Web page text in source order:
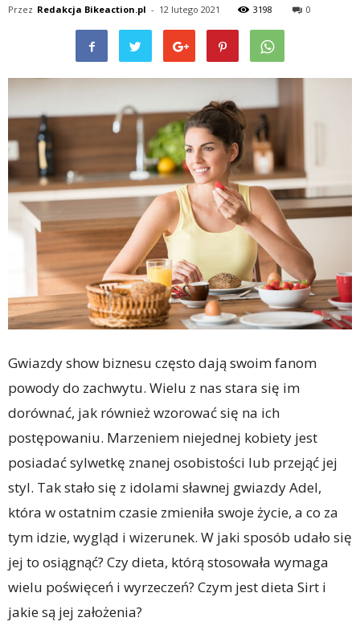
Przez Redakcja Bikeaction.pl - 12 lutego 2021 3198 0
Gwiazdy show biznesu często dają swoim fanom
powody do zachwytu. Wielu z nas stara się im
dorównać, jak również wzorować się na ich
postępowaniu. Marzeniem niejednej kobiety jest
posiadać sylwetkę znanej osobistości lub przejąć jej
styl. Tak stało się z idolami sławnej gwiazdy Adel,
która w ostatnim czasie zmieniła swoje życie, a co za
tym idzie, wygląd i wizerunek. W jaki sposób udało się
jej to osiągnąć? Czy dieta, którą stosowała wymaga
wielu poświęceń i wyrzeczeń? Czym jest dieta Sirt i
jakie są jej założenia?